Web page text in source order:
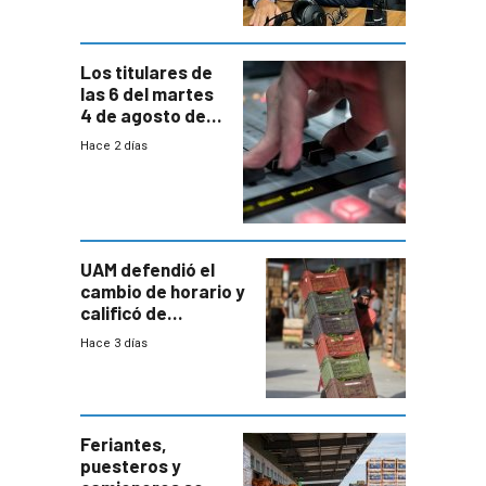
Los titulares de
las 6 del martes
4 de agosto de
2026
Hace 2 días
UAM defendió el
cambio de horario y
calificó de
“desproporcionado”
Hace 3 días
Feriantes,
puesteros y